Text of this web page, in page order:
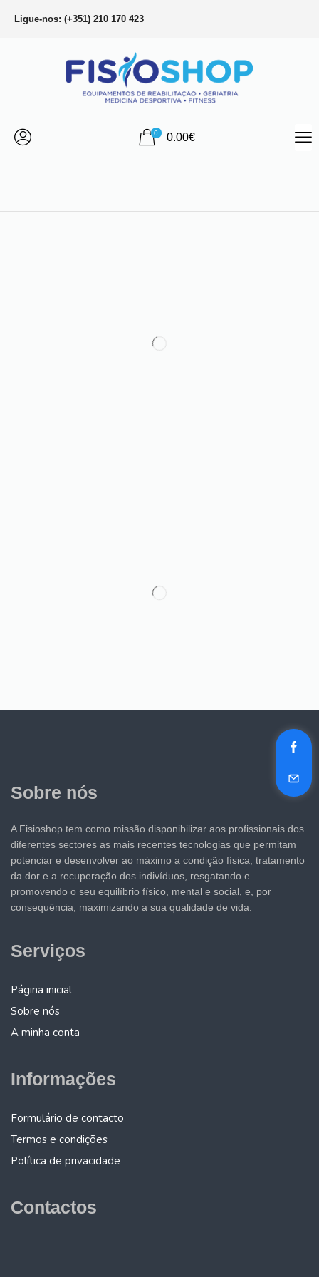
Ligue-nos: (+351) 210 170 423
0 0.00€
Sobre nós
A Fisioshop tem como missão disponibilizar aos profissionais dos
diferentes sectores as mais recentes tecnologias que permitam
potenciar e desenvolver ao máximo a condição física, tratamento
da dor e a recuperação dos indivíduos, resgatando e
promovendo o seu equilíbrio físico, mental e social, e, por
consequência, maximizando a sua qualidade de vida.
Serviços
Página inicial
Sobre nós
A minha conta
Informações
Formulário de contacto
Termos e condições
Política de privacidade
Contactos